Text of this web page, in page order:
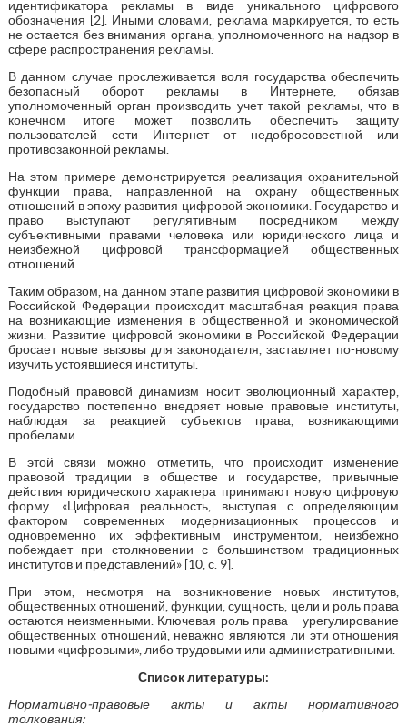
идентификатора рекламы в виде уникального цифрового
обозначения [2]. Иными словами, реклама маркируется, то есть
не остается без внимания органа, уполномоченного на надзор в
сфере распространения рекламы.
В данном случае прослеживается воля государства обеспечить
безопасный оборот рекламы в Интернете, обязав
уполномоченный орган производить учет такой рекламы, что в
конечном итоге может позволить обеспечить защиту
пользователей сети Интернет от недобросовестной или
противозаконной рекламы.
На этом примере демонстрируется реализация охранительной
функции права, направленной на охрану общественных
отношений в эпоху развития цифровой экономики. Государство и
право выступают регулятивным посредником между
субъективными правами человека или юридического лица и
неизбежной цифровой трансформацией общественных
отношений.
Таким образом, на данном этапе развития цифровой экономики в
Российской Федерации происходит масштабная реакция права
на возникающие изменения в общественной и экономической
жизни. Развитие цифровой экономики в Российской Федерации
бросает новые вызовы для законодателя, заставляет по-новому
изучить устоявшиеся институты.
Подобный правовой динамизм носит эволюционный характер,
государство постепенно внедряет новые правовые институты,
наблюдая за реакцией субъектов права, возникающими
пробелами.
В этой связи можно отметить, что происходит изменение
правовой традиции в обществе и государстве, привычные
действия юридического характера принимают новую цифровую
форму. «Цифровая реальность, выступая с определяющим
фактором современных модернизационных процессов и
одновременно их эффективным инструментом, неизбежно
побеждает при столкновении с большинством традиционных
институтов и представлений» [10, с. 9].
При этом, несмотря на возникновение новых институтов,
общественных отношений, функции, сущность, цели и роль права
остаются неизменными. Ключевая роль права – урегулирование
общественных отношений, неважно являются ли эти отношения
новыми «цифровыми», либо трудовыми или административными.
Список литературы:
Нормативно-правовые акты и акты нормативного
толкования: